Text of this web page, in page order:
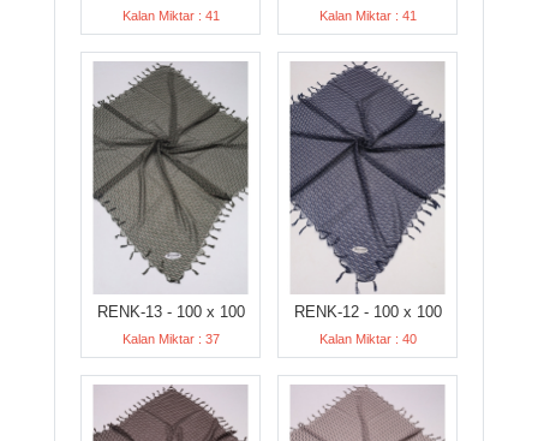
Kalan Miktar : 41 Kalan Miktar : 41
RENK-13 - 100 x 100
Kalan Miktar : 37
RENK-12 - 100 x 100
Kalan Miktar : 40